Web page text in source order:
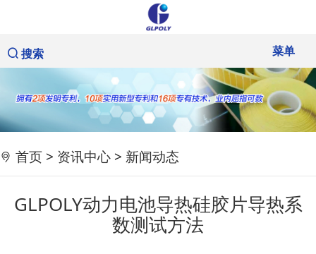
搜索 菜单
首页 > 资讯中心 > 新闻动态
GLPOLY动力电池导热硅胶片导热系
数测试方法